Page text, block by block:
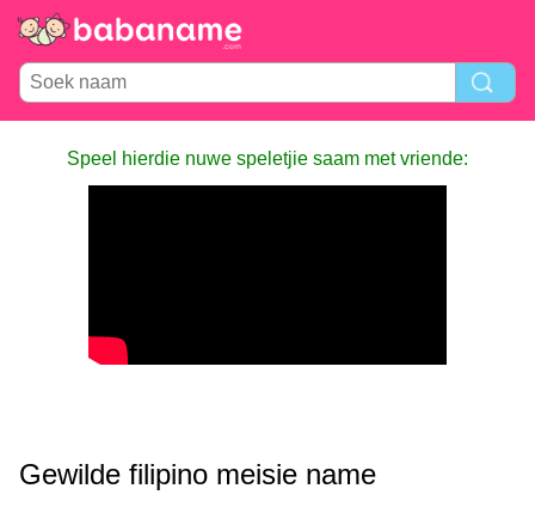
Speel hierdie nuwe speletjie saam met vriende:
Gewilde filipino meisie name